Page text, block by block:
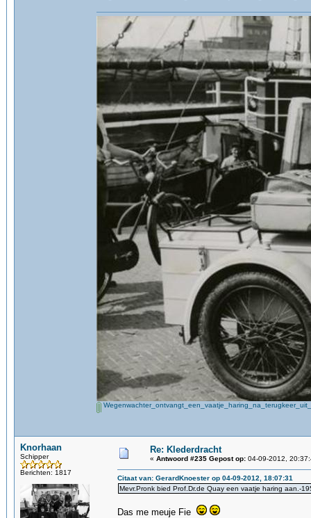
Knorhaan
Schipper
Berichten: 1817
Re: Klederdracht
« Antwoord #235 Gepost op: 04-09-2012,
Citaat van: GerardKnoester op 04-09-2012, 18:07:31
Mevr.Pronk bied Prof.Dr.de Quay een vaatje haring aan.-
Das me meuje Fie